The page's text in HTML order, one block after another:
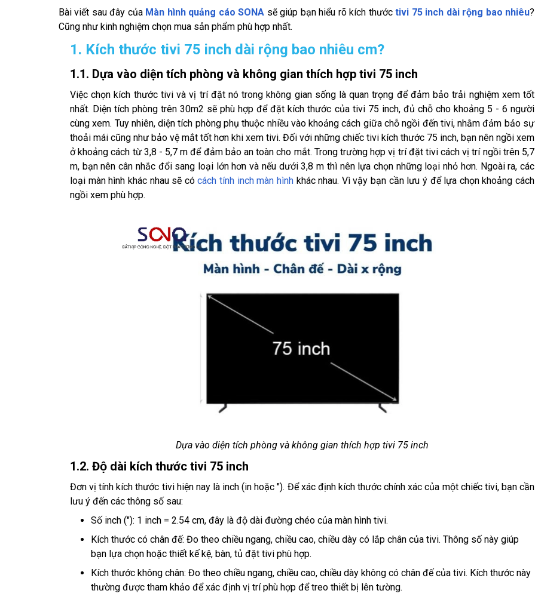
Bài viết sau đây của Màn hình quảng cáo SONA sẽ giúp bạn hiểu rõ kích thướctivi 75 inch dài rộng bao nhiêu?
Cũng như kinh nghiệm chọn mua sản phẩm phù hợp nhất.
1. Kích thước tivi 75 inch dài rộng bao nhiêu cm?
1.1. Dựa vào diện tích phòng và không gian thích hợp tivi 75 inch
Việc chọn kích thước tivi và vị trí đặt nó trong không gian sống là quan trọng để đảm bảo trải nghiệm xem tốt
nhất. Diện tích phòng trên 30m2 sẽ phù hợp để đặt kích thước của tivi 75 inch, đủ chỗ cho khoảng 5 - 6 người
cùng xem. Tuy nhiên, diện tích phòng phụ thuộc nhiều vào khoảng cách giữa chỗ ngồi đến tivi, nhằm đảm bảo sự
thoải mái cũng như bảo vệ mắt tốt hơn khi xem tivi. Đối với những chiếc tivi kích thước 75 inch, bạn nên ngồi xem
ở khoảng cách từ 3,8 - 5,7 m để đảm bảo an toàn cho mắt. Trong trường hợp vị trí đặt tivi cách vị trí ngồi trên 5,7
m, bạn nên cân nhắc đổi sang loại lớn hơn và nếu dưới 3,8 m thì nên lựa chọn những loại nhỏ hơn. Ngoài ra, các
loại màn hình khác nhau sẽ cócách tính inch màn hìnhkhác nhau. Vì vậy bạn cần lưu ý để lựa chọn khoảng cách
ngồi xem phù hợp.
Dựa vào diện tích phòng và không gian thích hợp tivi 75 inch
1.2. Độ dài kích thước tivi 75 inch
Đơn vị tính kích thước tivi hiện nay là inch (in hoặc "). Để xác định kích thước chính xác của một chiếc tivi, bạn cần
lưu ý đến các thông số sau:
Số inch ("): 1 inch = 2.54 cm, đây là độ dài đường chéo của màn hình tivi.
Kích thước có chân đế: Đo theo chiều ngang, chiều cao, chiều dày có lắp chân của tivi. Thông số này giúp
bạn lựa chọn hoặc thiết kế kệ, bàn, tủ đặt tivi phù hợp.
Kích thước không chân: Đo theo chiều ngang, chiều cao, chiều dày không có chân đế của tivi. Kích thước này
thường được tham khảo để xác định vị trí phù hợp để treo thiết bị lên tường.